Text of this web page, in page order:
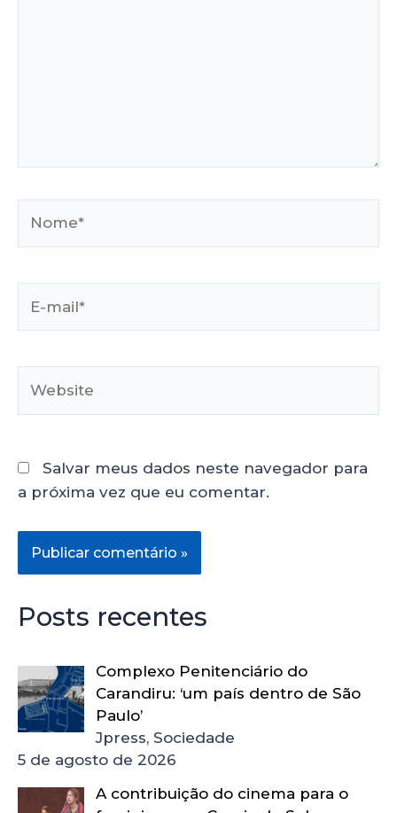
Salvar meus dados neste navegador para
a próxima vez que eu comentar.
Posts recentes
Complexo Penitenciário do
Carandiru: ‘um país dentro de São
Paulo’
Jpress, Sociedade
5 de agosto de 2026
A contribuição do cinema para o